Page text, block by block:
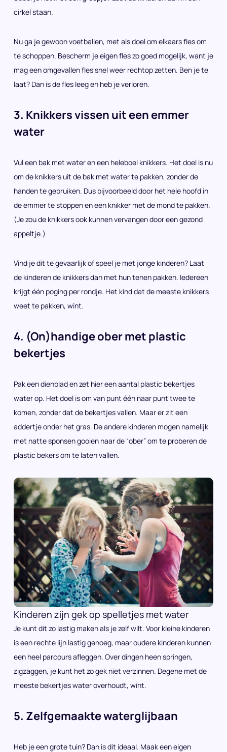
cirkel staan.
Nu ga je gewoon voetballen, met als doel om elkaars fles om
te schoppen. Bescherm je eigen fles zo goed mogelijk, want je
mag een omgevallen fles snel weer rechtop zetten. Ben je te
laat? Dan is de fles leeg en heb je verloren.
3. Knikkers vissen uit een emmer
water
Vul een bak met water en een heleboel knikkers. Het doel is nu
om de knikkers uit de bak met water te pakken, zonder de
handen te gebruiken. Dus bijvoorbeeld door het hele hoofd in
de emmer te stoppen en een knikker met de mond te pakken.
(Je zou de knikkers ook kunnen vervangen door een gezond
appeltje.)
Vind je dit te gevaarlijk of speel je met jonge kinderen? Laat
de kinderen de knikkers dan met hun tenen pakken. Iedereen
krijgt één poging per rondje. Het kind dat de meeste knikkers
weet te pakken, wint.
4. (On)handige ober met plastic
bekertjes
Pak een dienblad en zet hier een aantal plastic bekertjes
water op. Het doel is om van punt één naar punt twee te
komen, zonder dat de bekertjes vallen. Maar er zit een
addertje onder het gras. De andere kinderen mogen namelijk
met natte sponsen gooien naar de “ober” om te proberen de
plastic bekers om te laten vallen.
Kinderen zijn gek op spelletjes met water
Je kunt dit zo lastig maken als je zelf wilt. Voor kleine kinderen
is een rechte lijn lastig genoeg, maar oudere kinderen kunnen
een heel parcours afleggen. Over dingen heen springen,
zigzaggen, je kunt het zo gek niet verzinnen. Degene met de
meeste bekertjes water overhoudt, wint.
5. Zelfgemaakte waterglijbaan
Heb je een grote tuin? Dan is dit ideaal. Maak een eigen